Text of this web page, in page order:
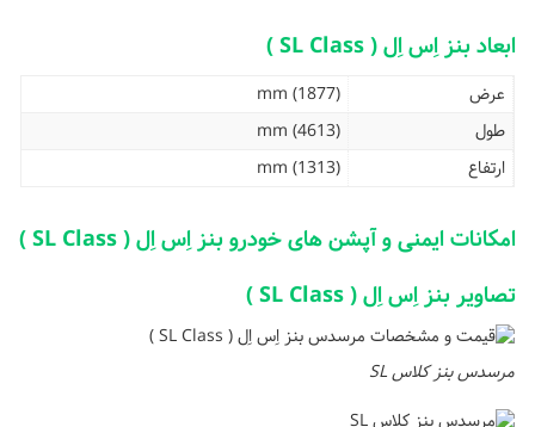
ابعاد بنز اِس اِل ( SL Class )
عرض
(1877) mm
طول
(4613) mm
ارتفاع
(1313) mm
امکانات ایمنی و آپشن های خودرو بنز اِس اِل ( SL Class )
تصاویر بنز اِس اِل ( SL Class )
مرسدس بنز کلاس SL